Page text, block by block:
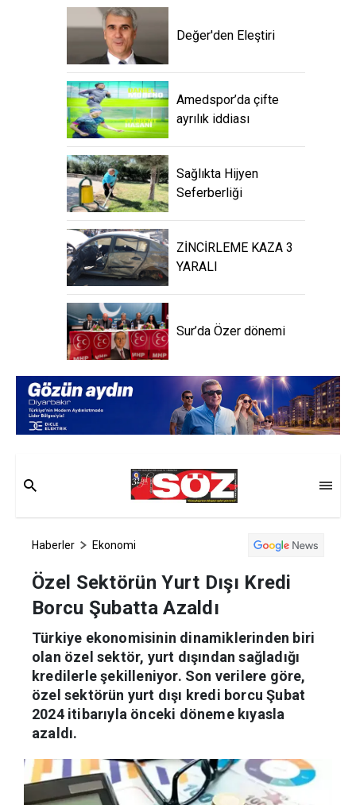
Değer'den Eleştiri
Amedspor’da çifte
ayrılık iddiası
Sağlıkta Hijyen
Seferberliği
ZİNCİRLEME KAZA 3
YARALI
Sur’da Özer dönemi
Haberler Ekonomi
Özel Sektörün Yurt Dışı Kredi
Borcu Şubatta Azaldı
Türkiye ekonomisinin dinamiklerinden biri
olan özel sektör, yurt dışından sağladığı
kredilerle şekilleniyor. Son verilere göre,
özel sektörün yurt dışı kredi borcu Şubat
2024 itibarıyla önceki döneme kıyasla
azaldı.